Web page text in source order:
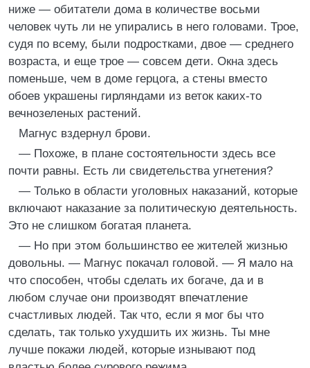
ниже — обитатели дома в количестве восьми
человек чуть ли не упирались в него головами. Трое,
судя по всему, были подростками, двое — среднего
возраста, и еще трое — совсем дети. Окна здесь
поменьше, чем в доме герцога, а стены вместо
обоев украшены гирляндами из веток каких-то
вечнозеленых растений.
Магнус вздернул брови.
— Похоже, в плане состоятельности здесь все
почти равны. Есть ли свидетельства угнетения?
— Только в области уголовных наказаний, которые
включают наказание за политическую деятельность.
Это не слишком богатая планета.
— Но при этом большинство ее жителей жизнью
довольны. — Магнус покачал головой. — Я мало на
что способен, чтобы сделать их богаче, да и в
любом случае они производят впечатление
счастливых людей. Так что, если я мог бы что
сделать, так только ухудшить их жизнь. Ты мне
лучше покажи людей, которые изнывают под